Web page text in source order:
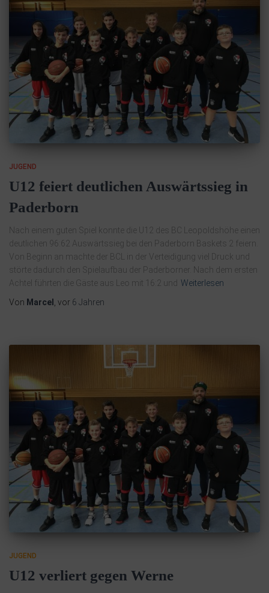
JUGEND
U12 feiert deutlichen Auswärtssieg in
Paderborn
Nach einem guten Spiel konnte die U12 des BC Leopoldshöhe einen
deutlichen 96:62 Auswärtssieg bei den Paderborn Baskets 2 feiern.
Von Beginn an machte der BCL in der Verteidigung viel Druck und
störte dadurch den Spielaufbau der Paderborner. Nach dem ersten
Achtel führten die Gäste aus Leo mit 16:2 und Weiterlesen
Von Marcel , vor 6 Jahren
JUGEND
U12 verliert gegen Werne